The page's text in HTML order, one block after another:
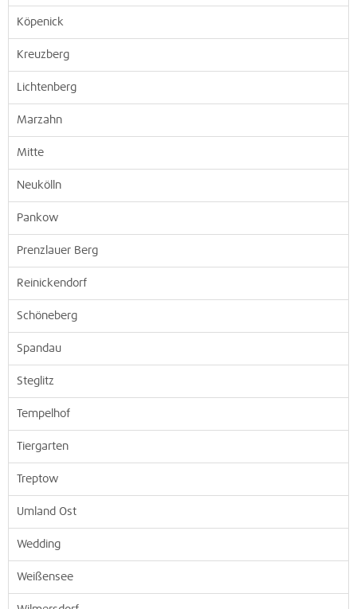
Köpenick
Kreuzberg
Lichtenberg
Marzahn
Mitte
Neukölln
Pankow
Prenzlauer Berg
Reinickendorf
Schöneberg
Spandau
Steglitz
Tempelhof
Tiergarten
Treptow
Umland Ost
Wedding
Weißensee